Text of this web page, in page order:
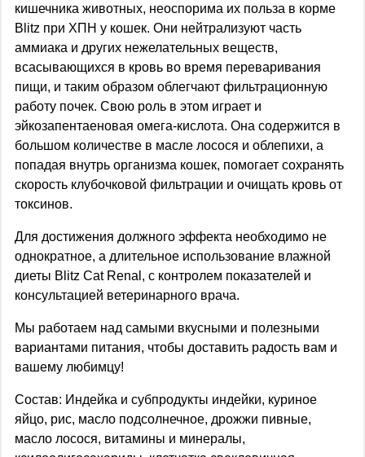
кишечника животных, неоспорима их польза в корме
Blitz при ХПН у кошек. Они нейтрализуют часть
аммиака и других нежелательных веществ,
всасывающихся в кровь во время переваривания
пищи, и таким образом облегчают фильтрационную
работу почек. Свою роль в этом играет и
эйкозапентаеновая омега-кислота. Она содержится в
большом количестве в масле лосося и облепихи, а
попадая внутрь организма кошек, помогает сохранять
скорость клубочковой фильтрации и очищать кровь от
токсинов.
Для достижения должного эффекта необходимо не
однократное, а длительное использование влажной
диеты Blitz Cat Renal, с контролем показателей и
консультацией ветеринарного врача.
Мы работаем над самыми вкусными и полезными
вариантами питания, чтобы доставить радость вам и
вашему любимцу!
Состав: Индейка и субпродукты индейки, куриное
яйцо, рис, масло подсолнечное, дрожжи пивные,
масло лосося, витамины и минералы,